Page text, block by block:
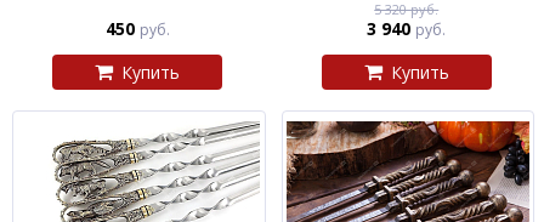
450 руб.
Купить
5 320 руб.
3 940 руб.
Купить